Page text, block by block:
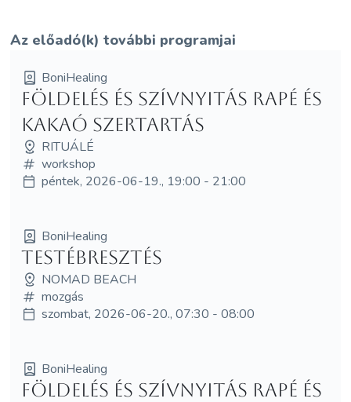
Az előadó(k) további programjai
BoniHealing
Földelés és Szívnyitás Rapé és
Kakaó Szertartás
RITUÁLÉ
workshop
péntek, 2026-06-19., 19:00 - 21:00
BoniHealing
Testébresztés
NOMAD BEACH
mozgás
szombat, 2026-06-20., 07:30 - 08:00
BoniHealing
Földelés és Szívnyitás Rapé és